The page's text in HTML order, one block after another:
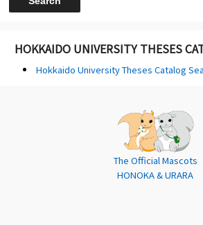
HOKKAIDO UNIVERSITY THESES
Hokkaido University Theses Catalog
The Official Mascots
HONOKA & URARA